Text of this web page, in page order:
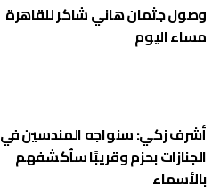
وصول جثمان هاني شاكر للقاهرة
مساء اليوم
أشرف زكي: سنواجه المندسين في
الجنازات بحزم وقريبًا سأكشفهم
بالأسماء